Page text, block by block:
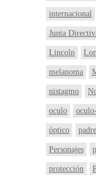
internacional
Junta
Lincoln
melanoma
nistagmo
oculo
óptico
Personajes
protección